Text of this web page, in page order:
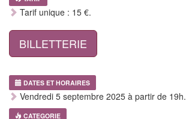
Tarif unique : 15 €.
BILLETTERIE
DATES ET HORAIRES
Vendredi 5 septembre 2025 à partir de 19h.
CATEGORIE